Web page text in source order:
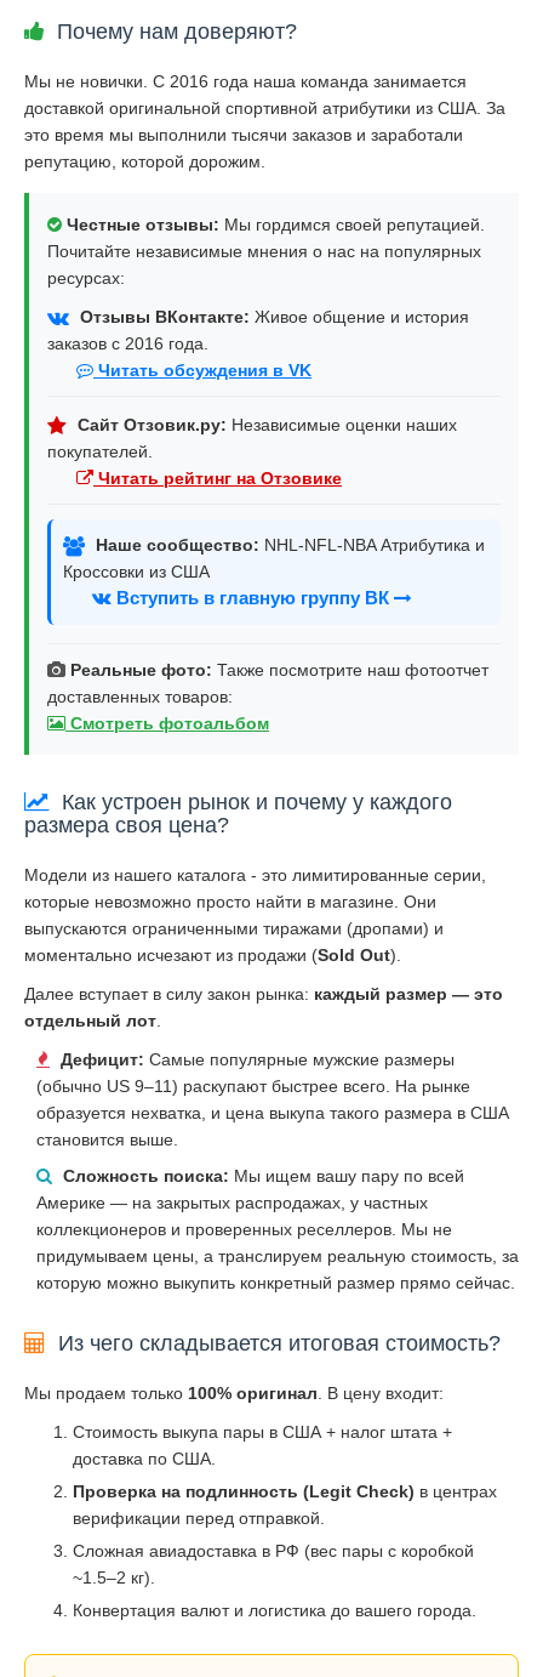
Почему нам доверяют?
Мы не новички. С 2016 года наша команда занимается
доставкой оригинальной спортивной атрибутики из США. За
это время мы выполнили тысячи заказов и заработали
репутацию, которой дорожим.
Честные отзывы: Мы гордимся своей репутацией.
Почитайте независимые мнения о нас на популярных
ресурсах:
Отзывы ВКонтакте: Живое общение и история
заказов с 2016 года.
Читать обсуждения в VK
Сайт Отзовик.ру: Независимые оценки наших
покупателей.
Читать рейтинг на Отзовике
Наше сообщество: NHL-NFL-NBA Атрибутика и
Кроссовки из США
Вступить в главную группу ВК
Реальные фото: Также посмотрите наш фотоотчет
доставленных товаров:
Смотреть фотоальбом
Как устроен рынок и почему у каждого
размера своя цена?
Модели из нашего каталога - это лимитированные серии,
которые невозможно просто найти в магазине. Они
выпускаются ограниченными тиражами (дропами) и
моментально исчезают из продажи (Sold Out).
Далее вступает в силу закон рынка: каждый размер — это
отдельный лот
Дефицит: Самые популярные мужские размеры
(обычно US 9–11) раскупают быстрее всего. На рынке
образуется нехватка, и цена выкупа такого размера в США
становится выше.
Сложность поиска: Мы ищем вашу пару по всей
Америке — на закрытых распродажах, у частных
коллекционеров и проверенных реселлеров. Мы не
придумываем цены, а транслируем реальную стоимость, за
которую можно выкупить конкретный размер прямо сейчас.
Из чего складывается итоговая стоимость?
Мы продаем только 100% оригинал . В цену входит:
Стоимость выкупа пары в США + налог штата +
доставка по США.
Проверка на подлинность (Legit Check) в центрах
верификации перед отправкой.
Сложная авиадоставка в РФ (вес пары с коробкой
~1.5–2 кг).
Конвертация валют и логистика до вашего города.